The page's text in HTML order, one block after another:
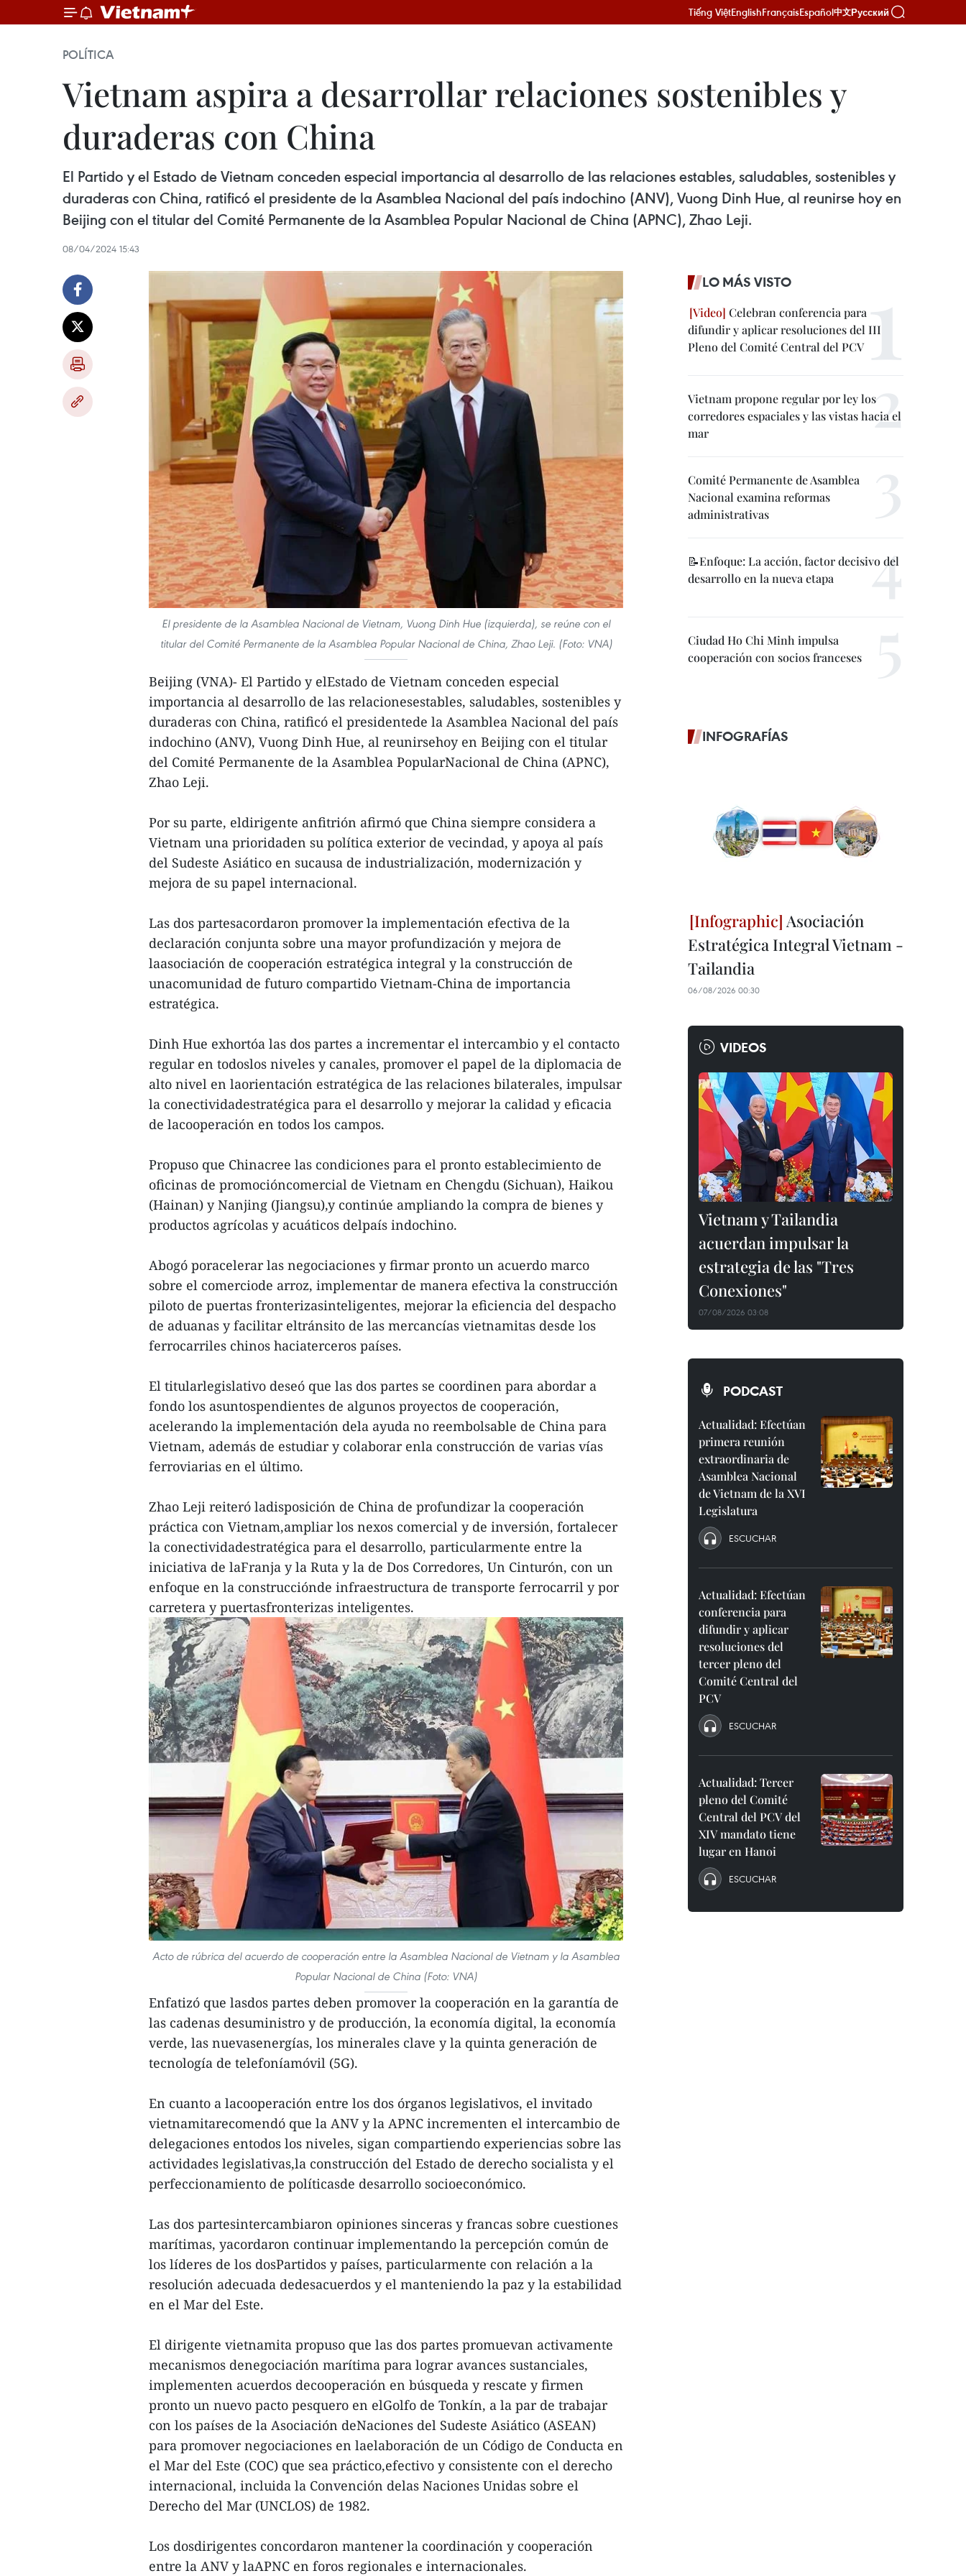
Tiếng ViệtEnglishFrançaisEspañol中文Русский
POLÍTICA
Vietnam aspira a desarrollar relaciones sostenibles y
duraderas con China
El Partido y el Estado de Vietnam conceden especial importancia al desarrollo de las relaciones estables, saludables, sostenibles y
duraderas con China, ratificó el presidente de la Asamblea Nacional del país indochino (ANV), Vuong Dinh Hue, al reunirse hoy en
Beijing con el titular del Comité Permanente de la Asamblea Popular Nacional de China (APNC), Zhao Leji.
08/04/2024 15:43
El presidente de la Asamblea Nacional de Vietnam, Vuong Dinh Hue (izquierda), se reúne con el
titular del Comité Permanente de la Asamblea Popular Nacional de China, Zhao Leji. (Foto: VNA)
Beijing (VNA)- El Partido y elEstado de Vietnam conceden especial
importancia al desarrollo de las relacionesestables, saludables, sostenibles y
duraderas con China, ratificó el presidentede la Asamblea Nacional del país
indochino (ANV), Vuong Dinh Hue, al reunirsehoy en Beijing con el titular
del Comité Permanente de la Asamblea PopularNacional de China (APNC),
Zhao Leji.
Por su parte, eldirigente anfitrión afirmó que China siempre considera a
Vietnam una prioridaden su política exterior de vecindad, y apoya al país
del Sudeste Asiático en sucausa de industrialización, modernización y
mejora de su papel internacional.
Las dos partesacordaron promover la implementación efectiva de la
declaración conjunta sobre una mayor profundización y mejora de
laasociación de cooperación estratégica integral y la construcción de
unacomunidad de futuro compartido Vietnam-China de importancia
estratégica.
Dinh Hue exhortóa las dos partes a incrementar el intercambio y el contacto
regular en todoslos niveles y canales, promover el papel de la diplomacia de
alto nivel en laorientación estratégica de las relaciones bilaterales, impulsar
la conectividadestratégica para el desarrollo y mejorar la calidad y eficacia
de lacooperación en todos los campos.
Propuso que Chinacree las condiciones para el pronto establecimiento de
oficinas de promocióncomercial de Vietnam en Chengdu (Sichuan), Haikou
(Hainan) y Nanjing (Jiangsu),y continúe ampliando la compra de bienes y
productos agrícolas y acuáticos delpaís indochino.
Abogó poracelerar las negociaciones y firmar pronto un acuerdo marco
sobre el comerciode arroz, implementar de manera efectiva la construcción
piloto de puertas fronterizasinteligentes, mejorar la eficiencia del despacho
de aduanas y facilitar eltránsito de las mercancías vietnamitas desde los
ferrocarriles chinos haciaterceros países.
El titularlegislativo deseó que las dos partes se coordinen para abordar a
fondo los asuntospendientes de algunos proyectos de cooperación,
acelerando la implementación dela ayuda no reembolsable de China para
Vietnam, además de estudiar y colaborar enla construcción de varias vías
ferroviarias en el último.
Zhao Leji reiteró ladisposición de China de profundizar la cooperación
práctica con Vietnam,ampliar los nexos comercial y de inversión, fortalecer
la conectividadestratégica para el desarrollo, particularmente entre la
iniciativa de laFranja y la Ruta y la de Dos Corredores, Un Cinturón, con un
enfoque en la construcciónde infraestructura de transporte ferrocarril y por
carretera y puertasfronterizas inteligentes.
Acto de rúbrica del acuerdo de cooperación entre la Asamblea Nacional de Vietnam y la Asamblea
Popular Nacional de China (Foto: VNA)
Enfatizó que lasdos partes deben promover la cooperación en la garantía de
las cadenas desuministro y de producción, la economía digital, la economía
verde, las nuevasenergías, los minerales clave y la quinta generación de
tecnología de telefoníamóvil (5G).
En cuanto a lacooperación entre los dos órganos legislativos, el invitado
vietnamitarecomendó que la ANV y la APNC incrementen el intercambio de
delegaciones entodos los niveles, sigan compartiendo experiencias sobre las
actividades legislativas,la construcción del Estado de derecho socialista y el
perfeccionamiento de políticasde desarrollo socioeconómico.
Las dos partesintercambiaron opiniones sinceras y francas sobre cuestiones
marítimas, yacordaron continuar implementando la percepción común de
los líderes de los dosPartidos y países, particularmente con relación a la
resolución adecuada dedesacuerdos y el manteniendo la paz y la estabilidad
en el Mar del Este.
El dirigente vietnamita propuso que las dos partes promuevan activamente
mecanismos denegociación marítima para lograr avances sustanciales,
implementen acuerdos decooperación en búsqueda y rescate y firmen
pronto un nuevo pacto pesquero en elGolfo de Tonkín, a la par de trabajar
con los países de la Asociación deNaciones del Sudeste Asiático (ASEAN)
para promover negociaciones en laelaboración de un Código de Conducta en
el Mar del Este (COC) que sea práctico,efectivo y consistente con el derecho
internacional, incluida la Convención delas Naciones Unidas sobre el
Derecho del Mar (UNCLOS) de 1982.
Los dosdirigentes concordaron mantener la coordinación y cooperación
entre la ANV y laAPNC en foros regionales e internacionales.
LO MÁS VISTO
Celebran conferencia para
difundir y aplicar resoluciones del III
Pleno del Comité Central del PCV
Vietnam propone regular por ley los
corredores espaciales y las vistas hacia el
mar
Comité Permanente de Asamblea
Nacional examina reformas
administrativas
📝Enfoque: La acción, factor decisivo del
desarrollo en la nueva etapa
Ciudad Ho Chi Minh impulsa
cooperación con socios franceses
INFOGRAFÍAS
Asociación
Estratégica Integral Vietnam -
Tailandia
06/08/2026 00:30
VIDEOS
Vietnam y Tailandia
acuerdan impulsar la
estrategia de las "Tres
Conexiones"
07/08/2026 03:08
PODCAST
Actualidad: Efectúan
primera reunión
extraordinaria de
Asamblea Nacional
de Vietnam de la XVI
Legislatura
ESCUCHAR
Actualidad: Efectúan
conferencia para
difundir y aplicar
resoluciones del
tercer pleno del
Comité Central del
PCV
ESCUCHAR
Actualidad: Tercer
pleno del Comité
Central del PCV del
XIV mandato tiene
lugar en Hanoi
ESCUCHAR